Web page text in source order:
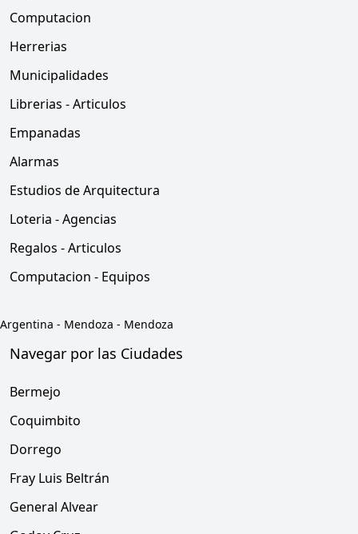
Computacion
Herrerias
Municipalidades
Librerias - Articulos
Empanadas
Alarmas
Estudios de Arquitectura
Loteria - Agencias
Regalos - Articulos
Computacion - Equipos
Argentina - Mendoza - Mendoza
Navegar por las Ciudades
Bermejo
Coquimbito
Dorrego
Fray Luis Beltrán
General Alvear